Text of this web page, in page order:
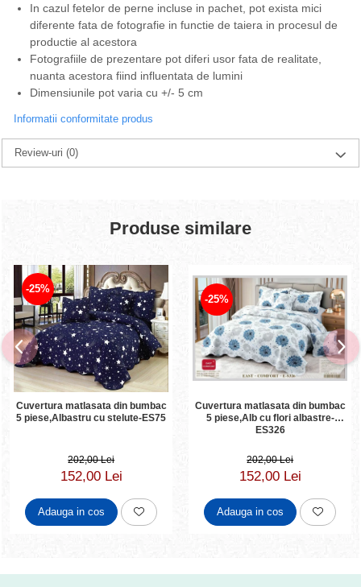
In cazul fetelor de perne incluse in pachet, pot exista mici
diferente fata de fotografie in functie de taiera in procesul de
productie al acestora
Fotografiile de prezentare pot diferi usor fata de realitate,
nuanta acestora fiind influentata de lumini
Dimensiunile pot varia cu +/- 5 cm
Informatii conformitate produs
Review-uri(0)
Produse similare
-25%
Cuvertura matlasata din bumbac
5 piese,Albastru cu stelute-ES75
202,00 Lei
152,00 Lei
Adauga in cos
-25%
Cuvertura matlasata din bumbac
5 piese,Alb cu flori albastre-
ES326
202,00 Lei
152,00 Lei
Adauga in cos